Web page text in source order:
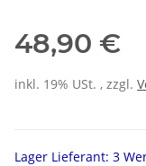
48,90 €
inkl. 19% USt. , zzgl.
Lager Lieferant: 3